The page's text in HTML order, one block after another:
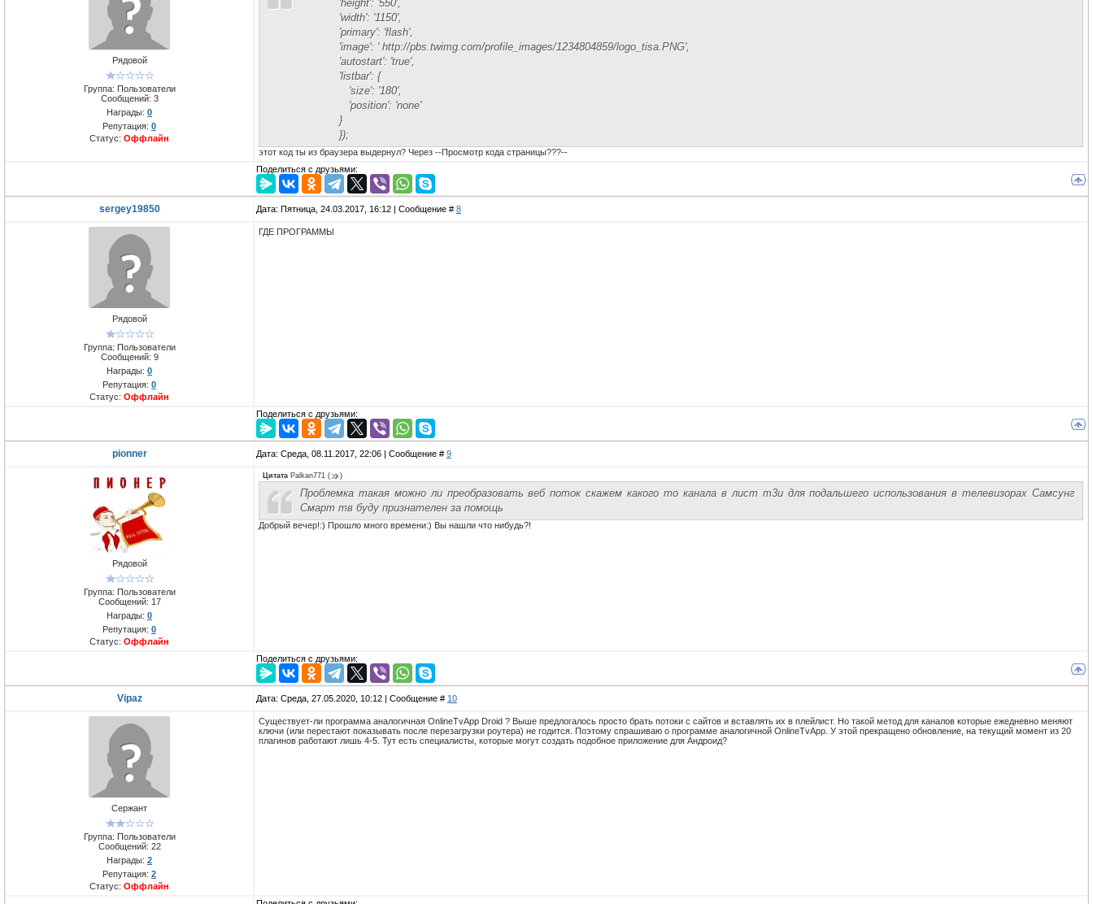
Рядовой
Группа: Пользователи
Сообщений: 3
Награды: 0
Репутация: 0
Статус: Оффлайн
'height': '550',
'width': '1150',
'primary': 'flash',
'image': ' http://pbs.twimg.com/profile_images/1234804859/logo_tisa.PNG',
'autostart': 'true',
'listbar': {
'size': '180',
'position': 'none'
}
});
этот код ты из браузера выдернул? Через --Просмотр кода страницы???--
Поделиться с друзьями:
sergey19850 Дата: Пятница, 24.03.2017, 16:12 | Сообщение # 8
Рядовой
Группа: Пользователи
Сообщений: 9
Награды: 0
Репутация: 0
Статус: Оффлайн
ГДЕ ПРОГРАММЫ
Поделиться с друзьями:
pionner Дата: Среда, 08.11.2017, 22:06 | Сообщение # 9
Рядовой
Группа: Пользователи
Сообщений: 17
Награды: 0
Репутация: 0
Статус: Оффлайн
Цитата Palkan771 ( )
Проблемка такая можно ли преобразовать веб поток скажем какого то канала в лист m3u для подальшего использования в телевизорах Самсунг
Смарт тв буду признателен за помощь
Добрый вечер!:) Прошло много времени:) Вы нашли что нибудь?!
Поделиться с друзьями:
Vipaz Дата: Среда, 27.05.2020, 10:12 | Сообщение # 10
Сержант
Группа: Пользователи
Сообщений: 22
Награды: 2
Репутация: 2
Статус: Оффлайн
Существует-ли программа аналогичная OnlineTvApp Droid ? Выше предлогалось просто брать потоки с сайтов и вставлять их в плейлист. Но такой метод для каналов которые ежедневно меняют
ключи (или перестают показывать после перезагрузки роутера) не годится. Поэтому спрашиваю о программе аналогичной OnlineTvApp. У этой прекращено обновление, на текущий момент из 20
плагинов работают лишь 4-5. Тут есть специалисты, которые могут создать подобное приложение для Андроид?